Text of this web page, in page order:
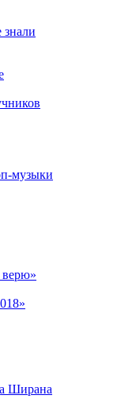
музыки
Ширана